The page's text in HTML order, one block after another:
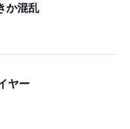
か混乱
ヤー